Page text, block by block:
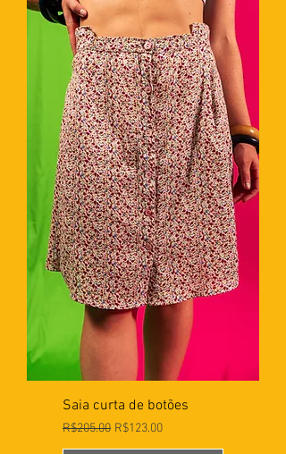
Saia curta de botões
Preço normal
R$205.00 Preço promocional
R$123.00